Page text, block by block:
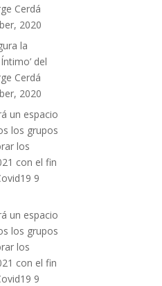
Cerdá
2020
la
del
Cerdá
2020
un espacio
los grupos
los
con el fin
9
un espacio
los grupos
los
con el fin
9